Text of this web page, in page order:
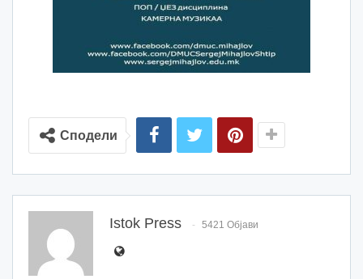
Сподели
Istok Press 5421 Објави